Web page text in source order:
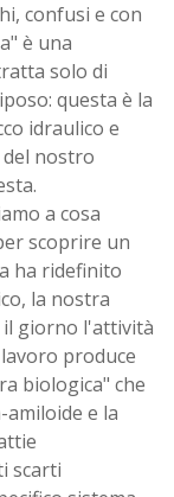
confusi e con
è una
solo di
questa è la
idraulico e
nostro
a cosa
scoprire un
ha ridefinito
la nostra
il giorno l'attività
produce
biologica" che
e la
scarti